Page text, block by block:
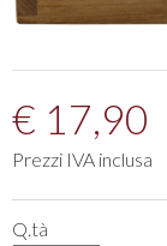
€ 17,90
Prezzi IVA inclusa
Q.tà